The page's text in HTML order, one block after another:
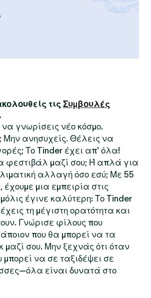
τις Συμβουλές
.
γνωρίσεις νέο κόσμο.
Μην ανησυχείς. Θέλεις να
Το Tinder έχει απ' όλα!
φεστιβάλ μαζί σου; Ή απλά για
αλλαγή όσο εσύ; Με 55
μια εμπειρία στις
έγινε καλύτερη: Το Tinder
τη μέγιστη ορατότητα και
Γνώρισε φίλους που
που θα μπορεί να τα
σου. Μην ξεχνάς ότι όταν
μπορεί να σε ταξιδέψει σε
είναι δυνατά στο